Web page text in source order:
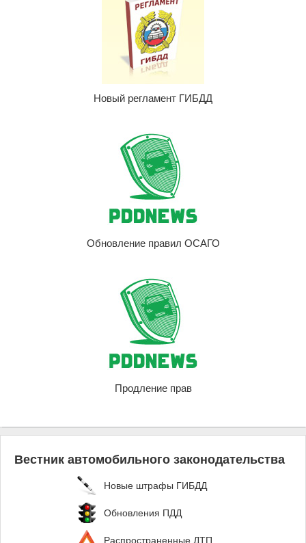
Новый регламент ГИБДД
Обновление правил ОСАГО
Продление прав
Вестник автомобильного законодательства
Новые штрафы ГИБДД
Обновления ПДД
Распространенные ДТП